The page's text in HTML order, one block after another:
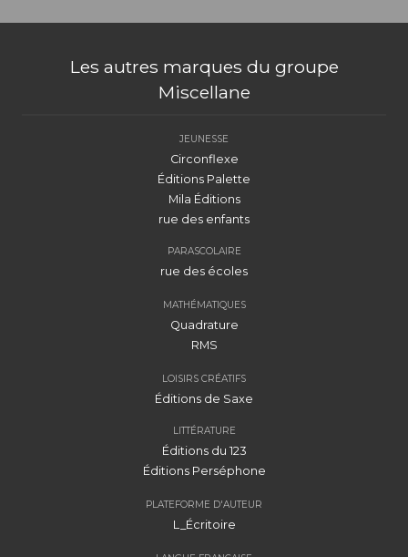
Les autres marques du groupe
Miscellane
JEUNESSE
Circonflexe
Éditions Palette
Mila Éditions
rue des enfants
PARASCOLAIRE
rue des écoles
MATHÉMATIQUES
Quadrature
RMS
LOISIRS CRÉATIFS
Éditions de Saxe
LITTÉRATURE
Éditions du 123
Éditions Perséphone
PLATEFORME D'AUTEUR
L_Écritoire